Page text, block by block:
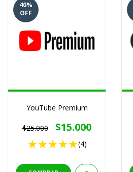
40%
OFF
YouTube Premium
$25.000 $15.000
(4)